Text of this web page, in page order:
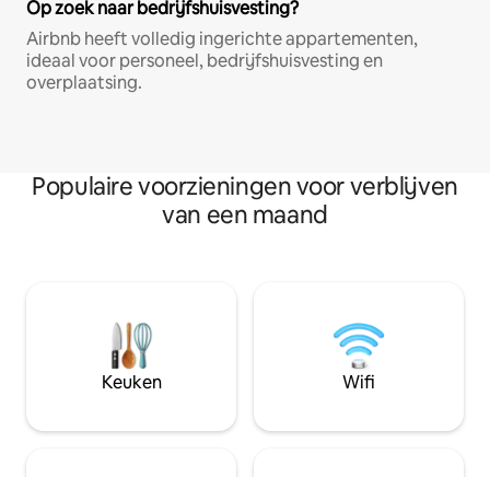
Op zoek naar bedrijfshuisvesting?
Airbnb heeft volledig ingerichte appartementen,
ideaal voor personeel, bedrijfshuisvesting en
overplaatsing.
Populaire voorzieningen voor verblijven
van een maand
Keuken Wifi